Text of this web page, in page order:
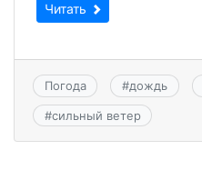
Читать
Погода #дождь
#сильный ветер